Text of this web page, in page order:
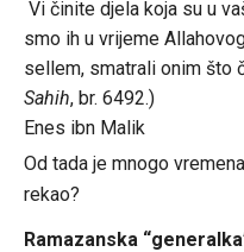
Vi činite djela koja su u
smo ih u vrijeme
sellem, smatrali onim što
Sahih, br. 6492.)
Enes ibn Malik
Od tada je mnogo
rekao?
Ramazanska